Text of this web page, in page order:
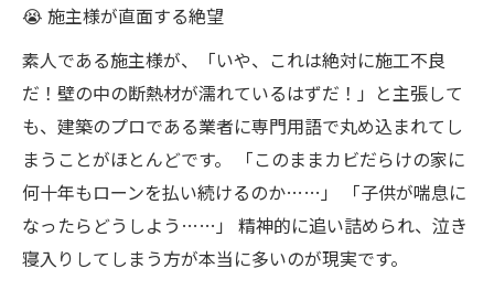
😭 施主様が直面する絶望
素人である施主様が、「いや、これは絶対に施工不良
だ！壁の中の断熱材が濡れているはずだ！」と主張して
も、建築のプロである業者に専門用語で丸め込まれてし
まうことがほとんどです。 「このままカビだらけの家に
何十年もローンを払い続けるのか……」 「子供が喘息に
なったらどうしよう……」 精神的に追い詰められ、泣き
寝入りしてしまう方が本当に多いのが現実です。